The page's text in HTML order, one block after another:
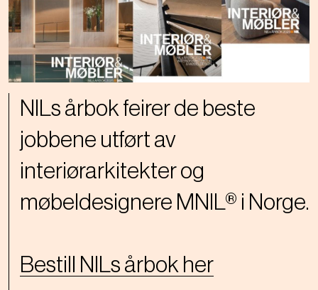
NILs årbok feirer de beste
jobbene utført av
interiørarkitekter og
møbeldesignere MNIL® i Norge.
Bestill NILs årbok her